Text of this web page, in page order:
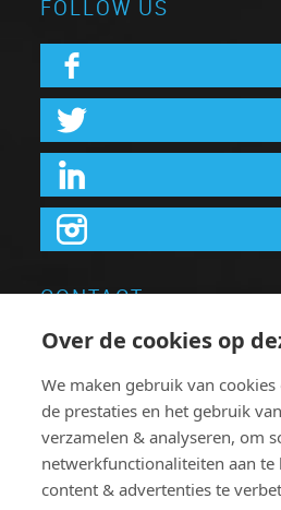
FOLLOW US
CONTACT
Neon Elite nv
Brugsesteenweg 64
8740 Pittem
T:+32 051.46 62 63
Over de cookies op
We maken gebruik van
de prestaties en het gebruik
verzamelen & analyseren, om
netwerkfunctionaliteiten aan te
content & advertenties te